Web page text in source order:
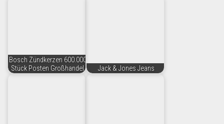
Bosch Zündkerzen 600.000
Stück Posten Großhandel
Jack & Jones Jeans